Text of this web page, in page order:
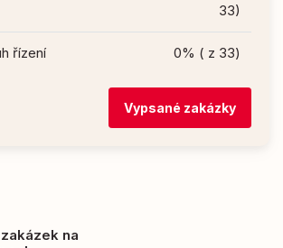
33)
řízení 0% ( z 33)
Vypsané zakázky
na